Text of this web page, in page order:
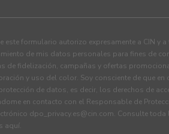
este formulario autorizo expresamente a CIN y
de mis datos personales para fines de
de fidelización, campañas y ofertas
y uso del color. Soy consciente de que en
de datos, es decir, los derechos de
en contacto con el Responsable de
dpo_privacy.es@cin.com. Consulte toda
aquí.